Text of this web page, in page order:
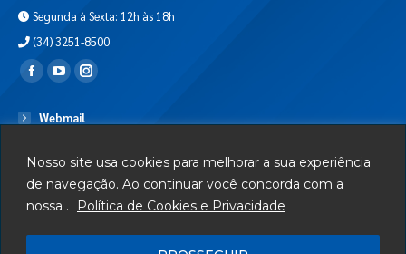
Nosso site usa cookies para melhorar a sua experiência
de navegação. Ao continuar você concorda com a
nossa .
Política de Cookies e Privacidade
Segunda à Sexta: 12h às 18h
(34) 3251-8500
Encontre-nos em:
Webmail
Serviços
Telefones Úteis